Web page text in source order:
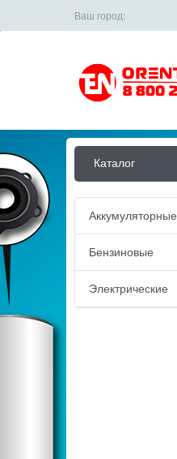
Ваш город:
Каталог
Аккумуляторные
Бензиновые
Электрические